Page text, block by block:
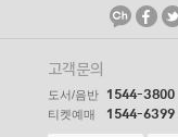
고객문의
도서/음반 1544-3800
티켓예매 1544-6399